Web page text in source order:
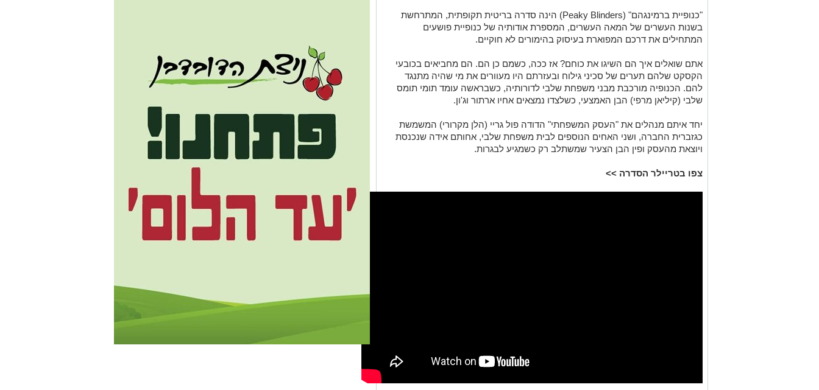
"כנופיית ברמינגהם" (Peaky Blinders)
הינה סדרה בריטית תקופתית, המתרחשת
בשנות העשרים של המאה העשרים, המספרת אודותיה של כנופיית פושעים
המתחילים את דרכם המפוארת בעיסוק בהימורים לא חוקיים.
אתם שואלים איך הם השיגו את כוחם? אז ככה, כשמם כן הם. הם מחביאים בכובעי
הקסקט שלהם תערים של סכיני גילוח ובעזרתם היו מעוורים את מי שהיה מתנגד
להם. הכנופיה מורכבת מבני משפחת שלבי לדורותיה, כשבראשה עומד תומי תומס
שלבי (קיליאן מרפי) הבן האמצעי, כשלצדו נמצאים אחיו ארתור וג'ון.
יחד איתם מנהלים את "העסק המשפחתי" הדודה פול גריי (הלן מקרורי) המשמשת
כגזברית החברה, ושני האחים הנוספים לבית משפחת שלבי, אחותם אידה שנכנסת
ויוצאת מהעסק ופין הבן הצעיר שמשתלב רק כשמגיע לבגרות.
צפו בטריילר הסדרה >>